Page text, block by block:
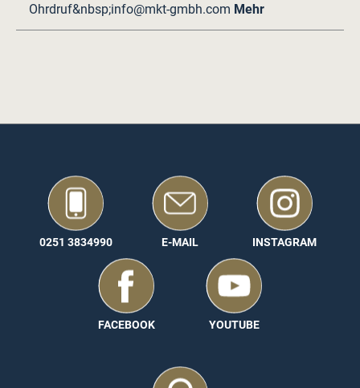
Ohrdruf&nbsp;info@mkt-gmbh.com Mehr
0251 3834990 E-MAIL INSTAGRAM
FACEBOOK YOUTUBE